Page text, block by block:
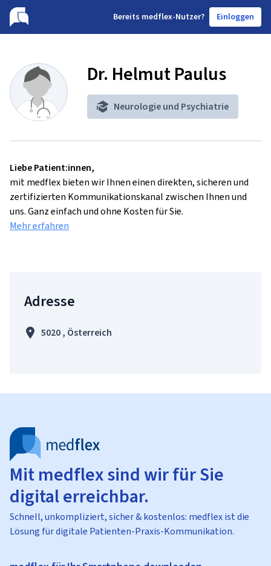
Bereits medflex-Nutzer? Einloggen
Dr. Helmut Paulus
Neurologie und Psychiatrie
Liebe Patient:innen,
mit medflex bieten wir Ihnen einen direkten, sicheren und
zertifizierten Kommunikationskanal zwischen Ihnen und
uns. Ganz einfach und ohne Kosten für Sie.
Mehr erfahren
Adresse
5020 , Österreich
Mit medflex sind wir für Sie
digital erreichbar.
Schnell, unkompliziert, sicher & kostenlos: medflex ist die
Lösung für digitale Patienten-Praxis-Kommunikation.